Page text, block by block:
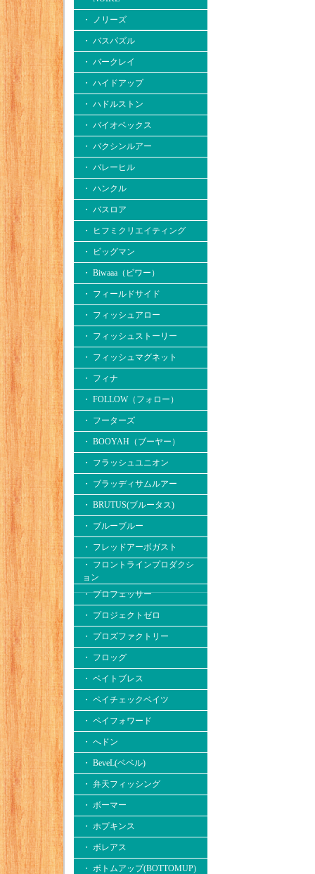
・ ノリーズ
・ バスパズル
・ バークレイ
・ ハイドアップ
・ ハドルストン
・ バイオベックス
・ バクシンルアー
・ バレーヒル
・ ハンクル
・ バスロア
・ ヒフミクリエイティング
・ ビッグマン
・ Biwaaa（ビワー）
・ フィールドサイド
・ フィッシュアロー
・ フィッシュストーリー
・ フィッシュマグネット
・ フィナ
・ FOLLOW（フォロー）
・ フーターズ
・ BOOYAH（ブーヤー）
・ フラッシュユニオン
・ ブラッディサムルアー
・ BRUTUS(ブルータス)
・ ブルーブルー
・ フレッドアーボガスト
・ フロントラインプロダクシ
ョン
・ プロフェッサー
・ プロジェクトゼロ
・ プロズファクトリー
・ フロッグ
・ ベイトブレス
・ ペイチェックベイツ
・ ペイフォワード
・ へドン
・ BeveL(ベベル)
・ 弁天フィッシング
・ ボーマー
・ ホプキンス
・ ボレアス
・ ボトムアップ(BOTTOMUP)